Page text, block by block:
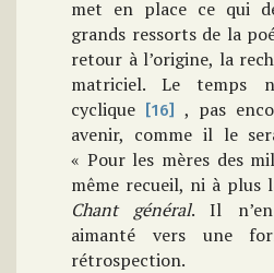
met en place ce qui
grands ressorts de la
retour à l’origine, la
matriciel. Le temps
cyclique
[16]
, pas
avenir, comme il le
« Pour les mères des
même recueil, ni à plus
Chant général. Il
aimanté vers une
rétrospection.